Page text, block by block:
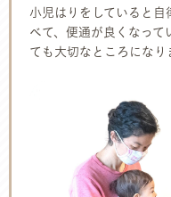
小児はりをしていると自
べて、便通が良くなって
ても大切なところになり